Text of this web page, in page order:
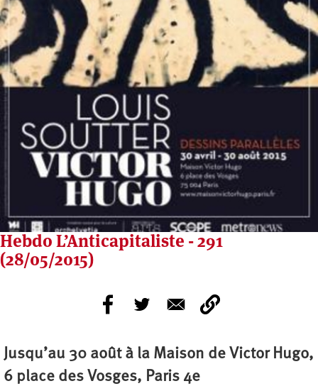
Hebdo L’Anticapitaliste - 291
(28/05/2015)
Jusqu’au 30 août à la Maison de Victor Hugo,
6 place des Vosges, Paris 4e